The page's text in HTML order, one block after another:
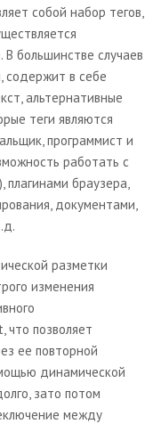
собой набор тегов,
большинстве случаев
содержит в себе
альтернативные
теги являются
программист и
работать с
браузера,
документами,
разметки
изменения
что позволяет
ее повторной
динамической
зато потом
между